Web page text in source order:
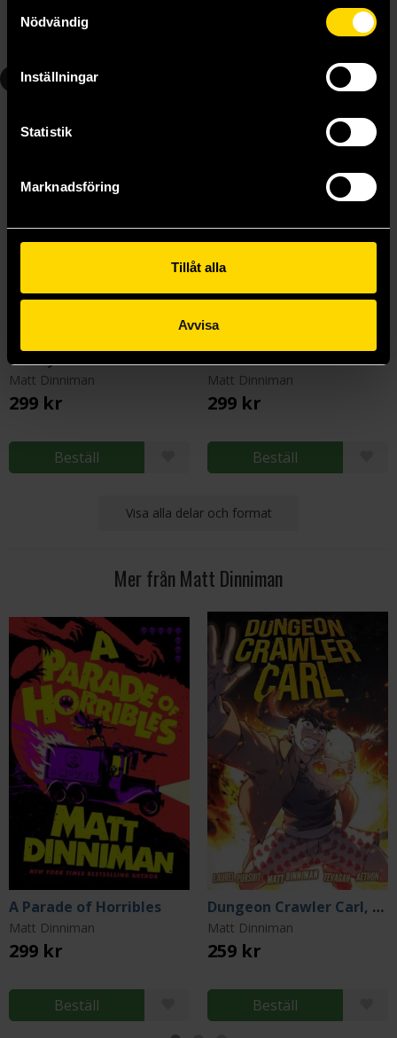
Nödvändig
Inställningar
Statistik
Marknadsföring
Tillåt alla
Avvisa
Matt Dinniman
299 kr
Beställ
Matt Dinniman
299 kr
Beställ
Visa alla delar och format
Mer från Matt Dinniman
A Parade of Horribles
Matt Dinniman
299 kr
Beställ
Dungeon Crawler Carl, Vol. 1 (Graphic Novel)
Matt Dinniman
259 kr
Beställ